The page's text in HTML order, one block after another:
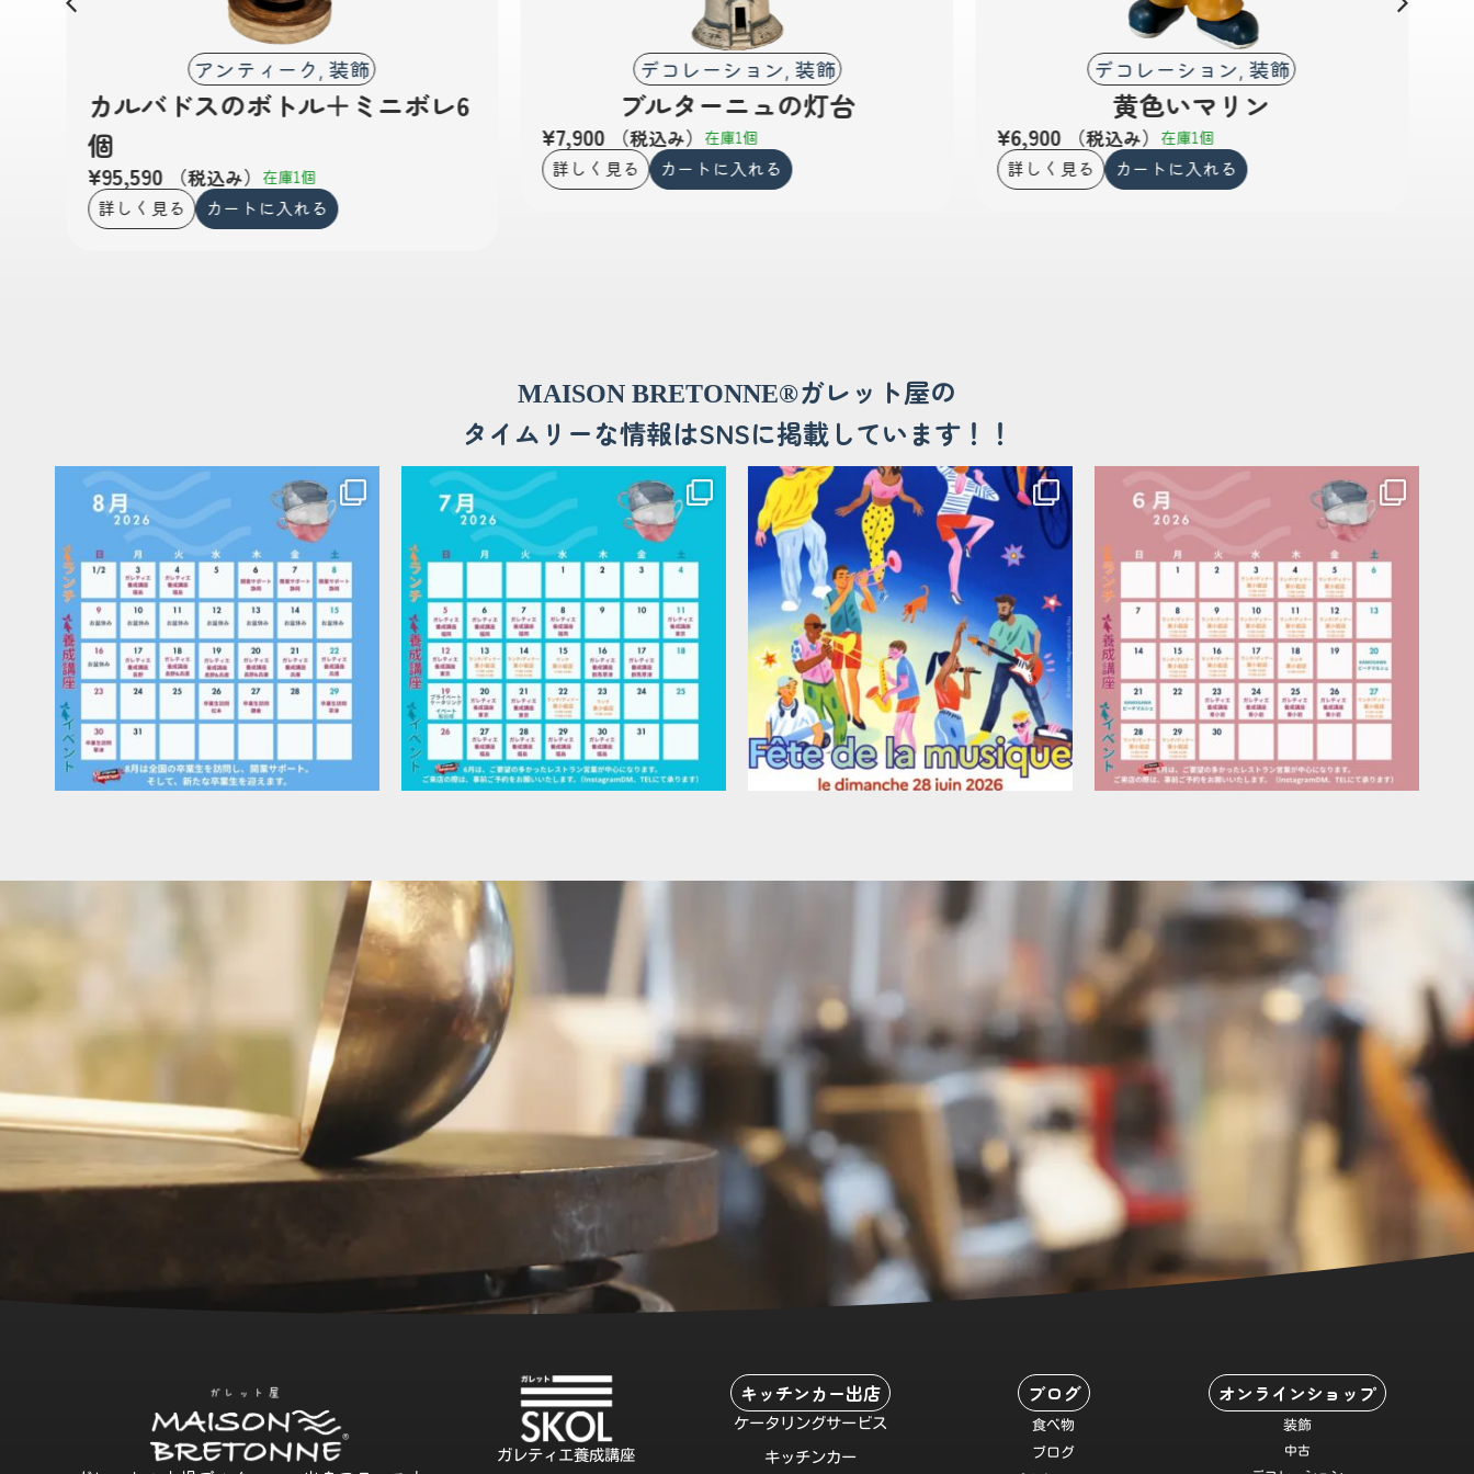
アンティーク , 装飾
カルバドスのボトル＋ミニボレ6
個
¥95,590 （税込み） 在庫1個
詳しく見る カートに入れる
デコレーション, 装飾
ブルターニュの灯台
¥7,900 （税込み） 在庫1個
詳しく見る カートに入れる
デコレーション, 装飾
黄色いマリン
¥6,900 （税込み） 在庫1個
詳しく見る カートに入れる
MAISON BRETONNE®ガレット屋の
タイムリーな情報はSNSに掲載しています！！
ガレティエ養成講座
キッチンカー出店
ケータリングサービス
キッチンカー
ブログ
食べ物
ブログ
オンラインショップ
装飾
中古